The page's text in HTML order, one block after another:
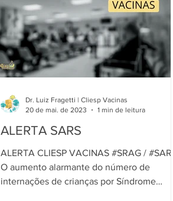
ALERTA SARS
ALERTA CLIESP VACINAS #SRAG / #SARS
O aumento alarmante do número de
internações de crianças por Síndrome
Dr. Luiz Fragetti | Cliesp Vacinas
20 de mai. de 2023
1 min de leitura